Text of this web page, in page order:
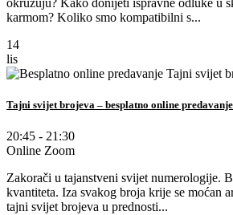
karmom? Koliko smo kompatibilni s...
14
lis
Tajni svijet brojeva – besplatno online predavanje
20:45 - 21:30
Online Zoom
Zakorači u tajanstveni svijet numerologije.
kvantiteta. Iza svakog broja krije se moćan
tajni svijet brojeva u prednosti...